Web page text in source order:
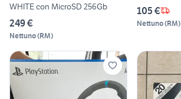
WHITE con MicroSD 256Gb
249 €
Nettuno(RM)
105 €
Nettuno(RM)